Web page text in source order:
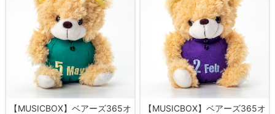
【MUSICBOX】ベアーズ365オ
【MUSICBOX】ベアーズ365オ